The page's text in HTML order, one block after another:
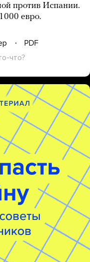
против Испании.
евро.
PDF
что?